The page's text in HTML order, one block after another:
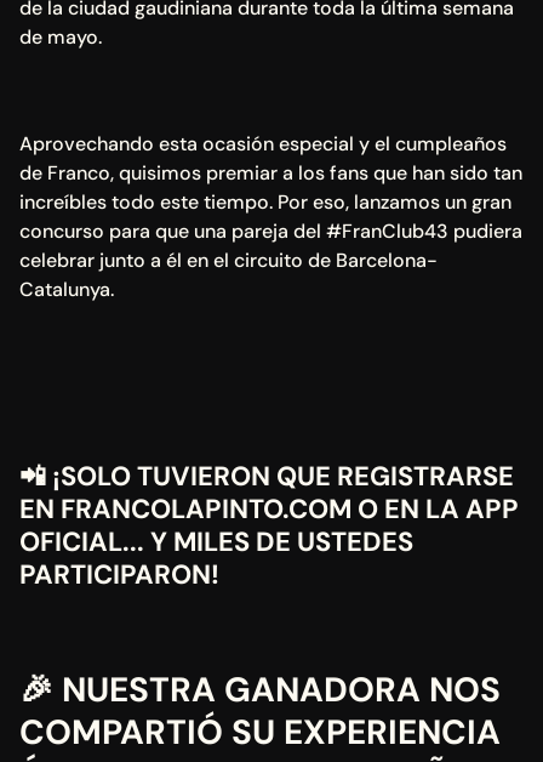
de la ciudad gaudiniana durante toda la última semana
de mayo.
Aprovechando esta ocasión especial y el cumpleaños
de Franco, quisimos premiar a los fans que han sido tan
increíbles todo este tiempo. Por eso, lanzamos un gran
concurso para que una pareja del #FranClub43 pudiera
celebrar junto a él en el circuito de Barcelona-
Catalunya.
📲 ¡SOLO TUVIERON QUE REGISTRARSE
EN FRANCOLAPINTO.COM O EN LA APP
OFICIAL... Y MILES DE USTEDES
PARTICIPARON!
🎉 NUESTRA GANADORA NOS
COMPARTIÓ SU EXPERIENCIA